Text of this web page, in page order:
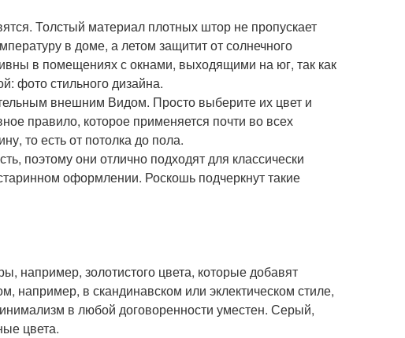
Толстый материал плотных штор не пропускает
в доме, а летом защитит от солнечного
в помещениях с окнами, выходящими на юг, так как
фото стильного дизайна.
внешним Видом. Просто выберите их цвет и
правило, которое применяется почти во всех
то есть от потолка до пола.
поэтому они отлично подходят для классически
оформлении. Роскошь подчеркнут такие
например, золотистого цвета, которые добавят
например, в скандинавском или эклектическом стиле,
в любой договоренности уместен. Серый,
цвета.